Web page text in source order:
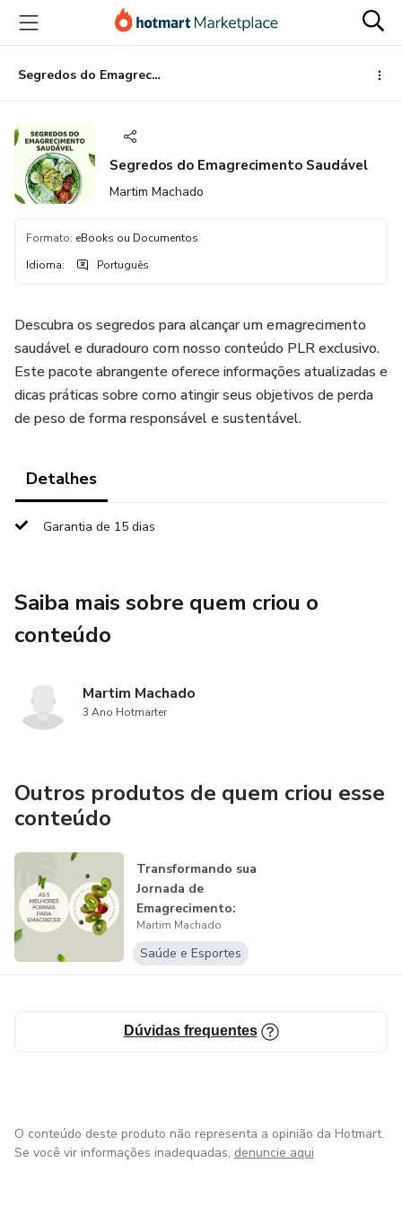
para
conteúdo
principal
para
pagamento
para
rodapé
Segredos do Emagrecimento Saudável
Segredos do Emagrecimento Saudável
Martim Machado
Formato: eBooks ou Documentos
Idioma: Português
Descubra os segredos para alcançar um emagrecimento
saudável e duradouro com nosso conteúdo PLR exclusivo.
Este pacote abrangente oferece informações atualizadas e
dicas práticas sobre como atingir seus objetivos de perda
de peso de forma responsável e sustentável.
Detalhes
Garantia de 15 dias
Saiba mais sobre quem criou o
conteúdo
Martim Machado
3 Ano Hotmarter
Outros produtos de quem criou esse
conteúdo
Transformando sua
Jornada de
Emagrecimento:
Um Guia
Completo...
Martim Machado
Saúde e Esportes
Dúvidas frequentes
O conteúdo deste produto não representa a opinião da Hotmart.
Se você vir informações inadequadas, denuncie aqui